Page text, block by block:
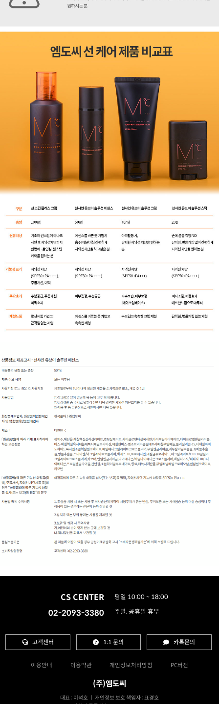
CS CENTER
02-2093-3380
평일 10:00 ~ 18:00
주말, 공휴일 휴무
고객센터 1:1 문의 카톡문의
이용안내 이용약관 개인정보처리방침 PC버전
(주)엠도씨
대표 : 이석호 ㅣ 개인정보 보호 책임자 : 표경호